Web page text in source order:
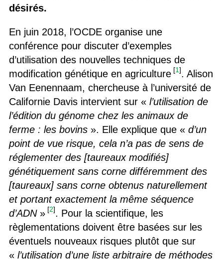
désirés.
En juin 2018, l’OCDE organise une
conférence pour discuter d’exemples
d’utilisation des nouvelles techniques de
modification génétique en agriculture [1]. Alison
Van Eenennaam, chercheuse à l’université de
Californie Davis intervient sur « l’utilisation de
l’édition du génome chez les animaux de
ferme : les bovins». Elle explique que « d’un
point de vue risque, cela n’a pas de sens de
réglementer des [taureaux modifiés]
génétiquement sans corne différemment des
[taureaux] sans corne obtenus naturellement
et portant exactement la même séquence
d’ADN» [2]. Pour la scientifique, les
règlementations doivent être basées sur les
éventuels nouveaux risques plutôt que sur
« l’utilisation d’une liste arbitraire de méthodes